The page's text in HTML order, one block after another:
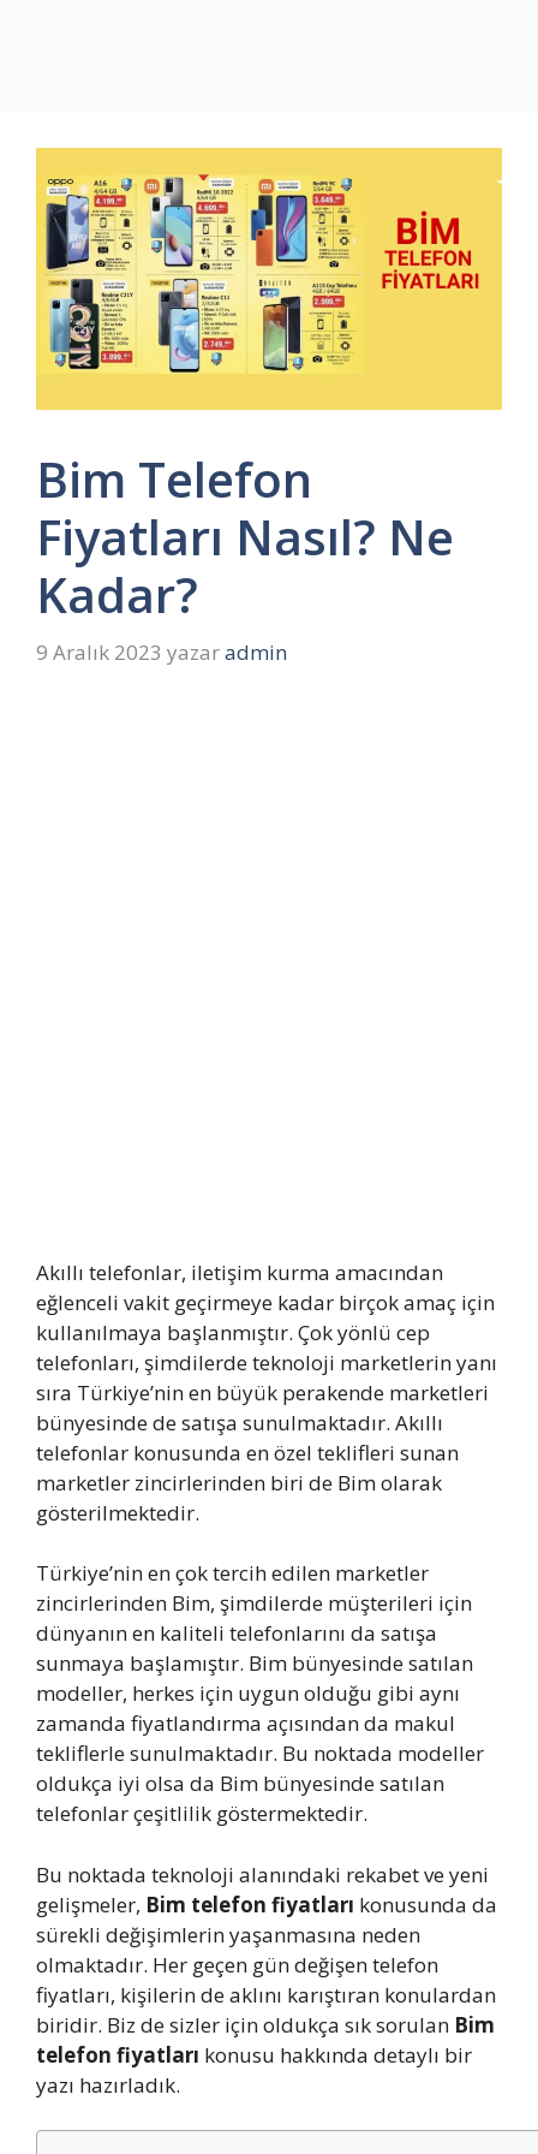
Bim Telefon
Fiyatları Nasıl? Ne
Kadar?
9 Aralık 2023 yazaradmin
Akıllı telefonlar, iletişim kurma amacından
eğlenceli vakit geçirmeye kadar birçok amaç için
kullanılmaya başlanmıştır. Çok yönlü cep
telefonları, şimdilerde teknoloji marketlerin yanı
sıra Türkiye’nin en büyük perakende marketleri
bünyesinde de satışa sunulmaktadır. Akıllı
telefonlar konusunda en özel teklifleri sunan
marketler zincirlerinden biri de Bim olarak
gösterilmektedir.
Türkiye’nin en çok tercih edilen marketler
zincirlerinden Bim, şimdilerde müşterileri için
dünyanın en kaliteli telefonlarını da satışa
sunmaya başlamıştır. Bim bünyesinde satılan
modeller, herkes için uygun olduğu gibi aynı
zamanda fiyatlandırma açısından da makul
tekliflerle sunulmaktadır. Bu noktada modeller
oldukça iyi olsa da Bim bünyesinde satılan
telefonlar çeşitlilik göstermektedir.
Bu noktada teknoloji alanındaki rekabet ve yeni
gelişmeler, Bim telefon fiyatları konusunda da
sürekli değişimlerin yaşanmasına neden
olmaktadır. Her geçen gün değişen telefon
fiyatları, kişilerin de aklını karıştıran konulardan
biridir. Biz de sizler için oldukça sık sorulan Bim
telefon fiyatları konusu hakkında detaylı bir
yazı hazırladık.